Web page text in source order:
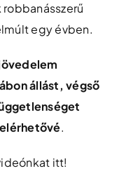
egy évben.
állást, végső
.
itt!